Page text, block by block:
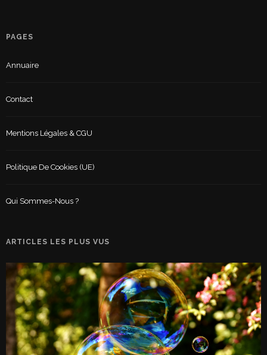
PAGES
Annuaire
Contact
Mentions Légales & CGU
Politique De Cookies (UE)
Qui Sommes-Nous ?
ARTICLES LES PLUS VUS